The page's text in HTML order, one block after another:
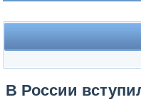
В России